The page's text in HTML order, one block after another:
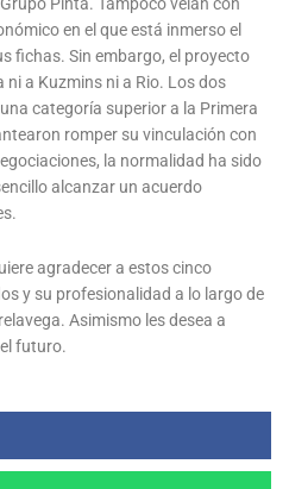
en el que está inmerso el
fichas. Sin embargo, el proyecto
a Kuzmins ni a Rio. Los dos
categoría superior a la Primera
romper su vinculación con
la normalidad ha sido
alcanzar un acuerdo
agradecer a estos cinco
y su profesionalidad a lo largo de
Asimismo les desea a
futuro.